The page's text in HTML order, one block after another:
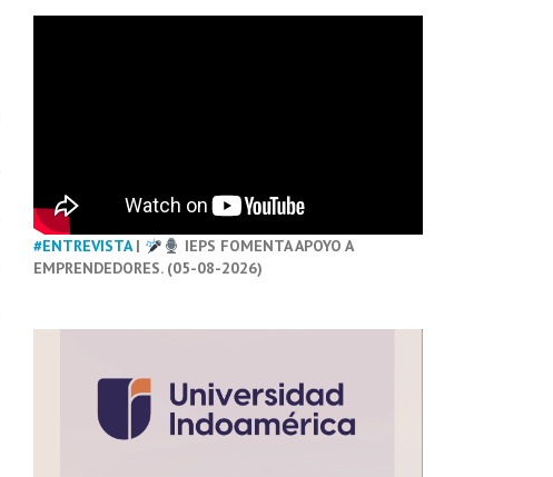
#ENTREVISTA|
IEPS FOMENTA APOYO A
EMPRENDEDORES. (05-08-2026)